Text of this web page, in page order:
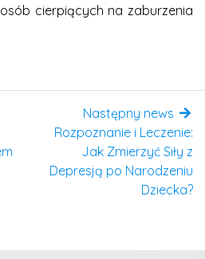
cierpiących na zaburzenia
Następny news
Rozpoznanie i Leczenie:
Jak Zmierzyć Siły z
Depresją po Narodzeniu
Dziecka?